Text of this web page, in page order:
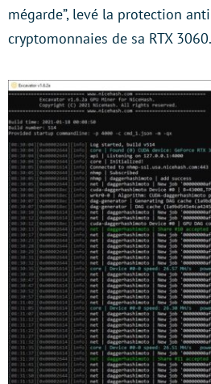
mégarde”, levé la protection
cryptomonnaies de sa RTX 3060.